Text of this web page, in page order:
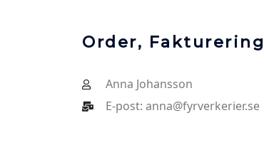
Order,
Anna Johansson
E-post: anna@fyrverkerier.se